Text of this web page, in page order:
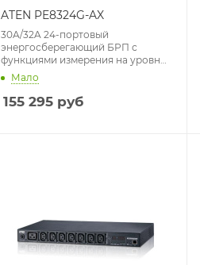
ATEN PE8324G-AX
30A/32A 24-портовый
энергосберегающий БРП с
функциями измерения на уровне
порта и коммутации
Мало
155 295руб